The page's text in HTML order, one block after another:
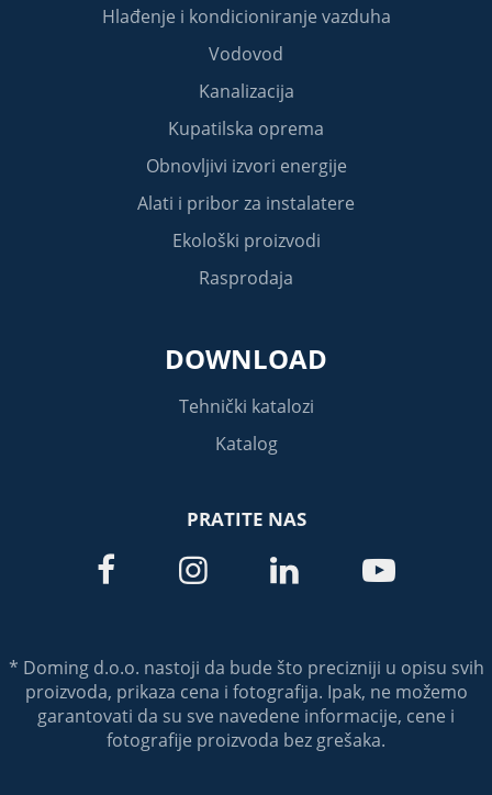
Hlađenje i kondicioniranje vazduha
Vodovod
Kanalizacija
Kupatilska oprema
Obnovljivi izvori energije
Alati i pribor za instalatere
Ekološki proizvodi
Rasprodaja
DOWNLOAD
Tehnički katalozi
Katalog
PRATITE NAS
   
* Doming d.o.o. nastoji da bude što precizniji u opisu svih
proizvoda, prikaza cena i fotografija. Ipak, ne možemo
garantovati da su sve navedene informacije, cene i
fotografije proizvoda bez grešaka.